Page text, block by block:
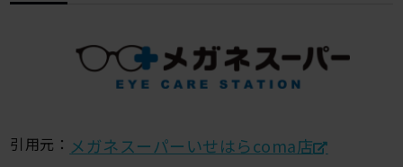
引用元： メガネスーパーいせはらcoma店